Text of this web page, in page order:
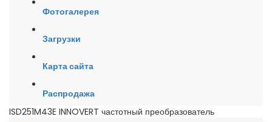
Фотогалерея
Загрузки
Карта сайта
Распродажа
ISD251M43E INNOVERT частотный преобразователь